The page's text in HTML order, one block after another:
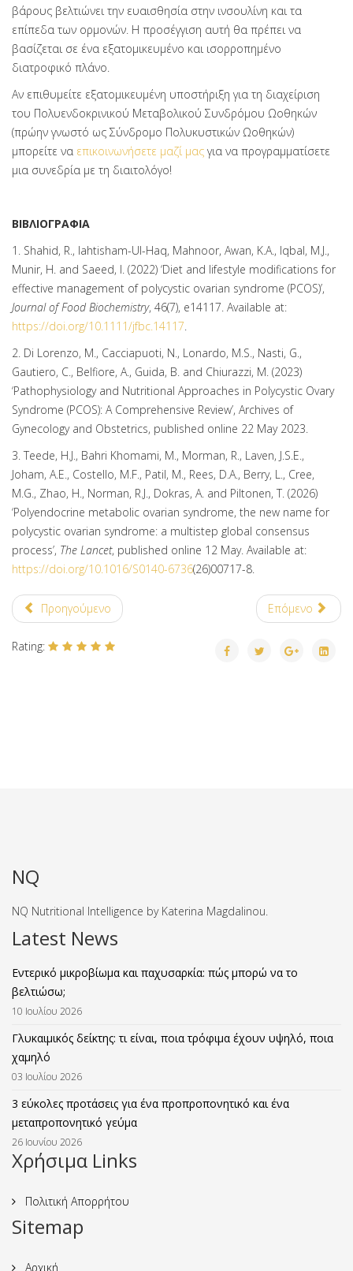
βάρους βελτιώνει την ευαισθησία στην ινσουλίνη και τα
επίπεδα των ορμονών. Η προσέγγιση αυτή θα πρέπει να
βασίζεται σε ένα εξατομικευμένο και ισορροπημένο
διατροφικό πλάνο.
Αν επιθυμείτε εξατομικευμένη υποστήριξη για τη διαχείριση
του Πολυενδοκρινικού Μεταβολικού Συνδρόμου Ωοθηκών
(πρώην γνωστό ως Σύνδρομο Πολυκυστικών Ωοθηκών)
μπορείτε να επικοινωνήσετε μαζί μας για να προγραμματίσετε
μια συνεδρία με τη διαιτολόγο!
ΒΙΒΛΙΟΓΡΑΦΙΑ
1. Shahid, R., Iahtisham-Ul-Haq, Mahnoor, Awan, K.A., Iqbal, M.J.,
Munir, H. and Saeed, I. (2022) ‘Diet and lifestyle modifications for
effective management of polycystic ovarian syndrome (PCOS)’,
Journal of Food Biochemistry, 46(7), e14117. Available at:
https://doi.org/10.1111/jfbc.14117.
2. Di Lorenzo, M., Cacciapuoti, N., Lonardo, M.S., Nasti, G.,
Gautiero, C., Belfiore, A., Guida, B. and Chiurazzi, M. (2023)
‘Pathophysiology and Nutritional Approaches in Polycystic Ovary
Syndrome (PCOS): A Comprehensive Review’, Archives of
Gynecology and Obstetrics, published online 22 May 2023.
3. Teede, H.J., Bahri Khomami, M., Morman, R., Laven, J.S.E.,
Joham, A.E., Costello, M.F., Patil, M., Rees, D.A., Berry, L., Cree,
M.G., Zhao, H., Norman, R.J., Dokras, A. and Piltonen, T. (2026)
‘Polyendocrine metabolic ovarian syndrome, the new name for
polycystic ovarian syndrome: a multistep global consensus
process’, The Lancet, published online 12 May. Available at:
https://doi.org/10.1016/S0140-6736(26)00717-8.
Προηγούμενο Επόμενο
Rating:
NQ
NQ Nutritional Intelligence by Katerina Magdalinou.
Latest News
Εντερικό μικροβίωμα και παχυσαρκία: πώς μπορώ να το
βελτιώσω;
10 Ιουλίου 2026
Γλυκαιμικός δείκτης: τι είναι, ποια τρόφιμα έχουν υψηλό, ποια
χαμηλό
03 Ιουλίου 2026
3 εύκολες προτάσεις για ένα προπροπονητικό και ένα
μεταπροπονητικό γεύμα
26 Ιουνίου 2026
Χρήσιμα Links
Πολιτική Απορρήτου
Sitemap
Αρχική